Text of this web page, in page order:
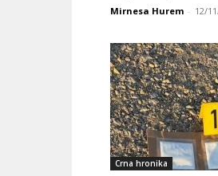
Mirnesa Hurem - 12/
Crna hronika